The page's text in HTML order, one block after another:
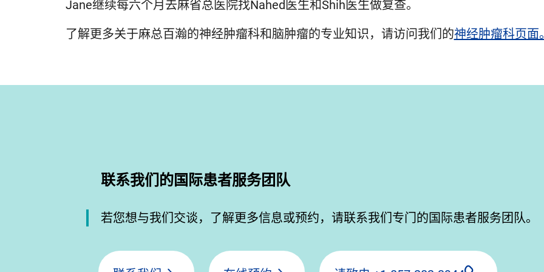
Jane继续每六个月去麻省总医院找Nahed医生和Shih医生做复查。
了解更多关于麻总百瀚的神经肿瘤科和脑肿瘤的专业知识，请访问我们的神经肿瘤科页面
联系我们的国际患者服务团队
若您想与我们交谈，了解更多信息或预约，请联系我们专门的国际患者服务团队。